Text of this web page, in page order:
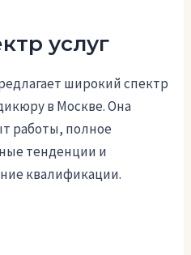
услуг
широкий спектр
в Москве. Она
работы, полное
тенденции и
квалификации.